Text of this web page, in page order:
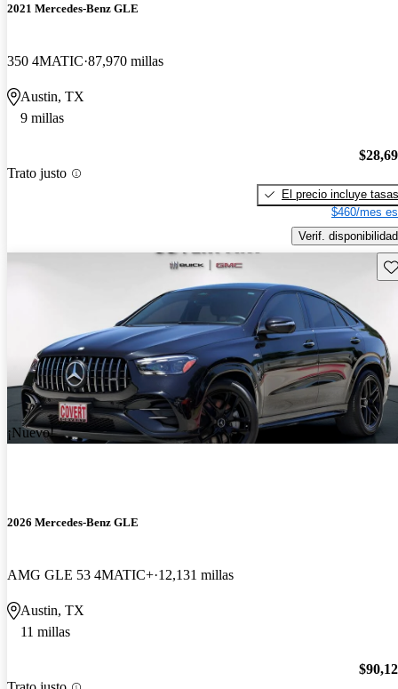
2021 Mercedes-Benz GLE
350 4MATIC 87,970 millas
Austin, TX
9 millas
Trato justo
El precio incluye tasas
$460/mes
Verif. disponibilidad
¡Nuevo!
2026 Mercedes-Benz GLE
AMG GLE 53 4MATIC+ 12,131 millas
Austin, TX
11 millas